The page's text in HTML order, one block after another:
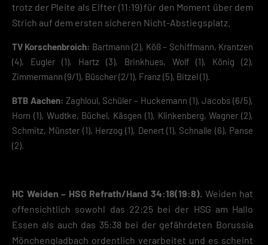
trotz der Pleite als Elfter (11:19) für den Moment über dem
Strich auf dem ersten sicheren Nicht-Abstiegsplatz.
TV Korschenbroich: Bartmann (2), Köß – Schiffmann, Krantzen
(4), Eugler (1), Hartz (3), Brinkhues, Wolf (1), König (2),
Zimmermann (9/1), Büscher (2/1), Franz (5), Bitzel (1).
BTB Aachen: Zaghloul, Schüler – Huckemann (1), Jacobs (6/5),
Horn (1), Wudtke, Büchel, Käsgen (1), Klinkenberg, Wagner (2),
Schmitz, Münster (1), Herzog (1), Denert (1), Schnalle (6), Panse
(2).
HC Weiden – HSG Refrath/Hand 34:18(19:8). Weiden hat
offensichtlich sowohl das 22:25 bei der HSG am Hallo
Essen als auch das 35:38 bei der gefährdeten Borussia
Mönchengladbach ordentlich verarbeitet und es scheint